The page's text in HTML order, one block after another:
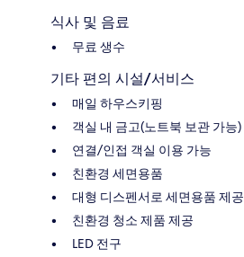
식사 및 음료
무료 생수
기타 편의 시설/서비스
매일 하우스키핑
객실 내 금고(노트북 보관 가능)
연결/인접 객실 이용 가능
친환경 세면용품
대형 디스펜서로 세면용품 제공
친환경 청소 제품 제공
LED 전구